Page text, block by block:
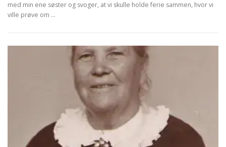
med min ene søster og svoger, at vi skulle holde ferie sammen, hvor vi
ville prøve om …